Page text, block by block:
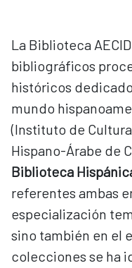
La Biblioteca
bibliográficos
históricos
mundo
(Instituto de
Hispano-Árabe de
Biblioteca
referentes ambas
especialización
sino también en el
colecciones se ha